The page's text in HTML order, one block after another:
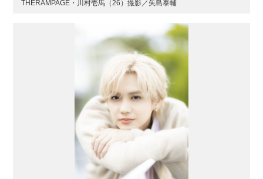
THERAMPAGE・川村壱馬（26）撮影／矢島泰輔